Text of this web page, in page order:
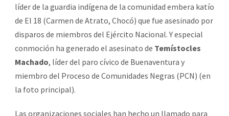
líder de la guardia indígena de la comunidad embera katío
de El 18 (Carmen de Atrato, Chocó) que fue asesinado por
disparos de miembros del Ejército Nacional. Y especial
conmoción ha generado el asesinato de Temístocles
Machado, líder del paro cívico de Buenaventura y
miembro del Proceso de Comunidades Negras (PCN) (en
la foto principal).
Las organizaciones sociales han hecho un llamado para